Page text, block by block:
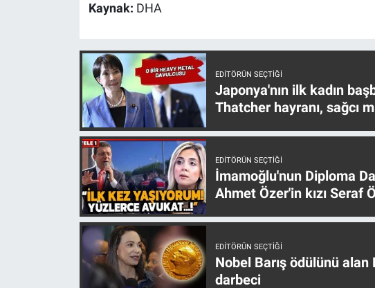
Kaynak: DHA
EDITÖRÜN SEÇTIĞI
Japonya'nın ilk kadın
Thatcher hayranı, sağcı
EDITÖRÜN SEÇTIĞI
İmamoğlu'nun Diploma
Ahmet Özer'in kızı Seraf
EDITÖRÜN SEÇTIĞI
Nobel Barış ödülünü
darbeci